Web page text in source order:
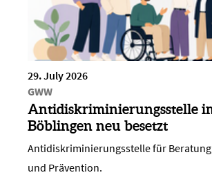
29. July 2026
GWW
Antidiskriminierungsstelle
Böblingen neu besetzt
Antidiskriminierungsstelle für
und Prävention.